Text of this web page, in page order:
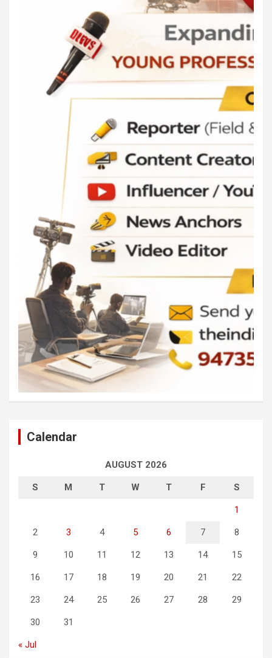
Calendar
AUGUST 2026
S M T W T F S
1
2 3 4 5 6 7 8
9 10 11 12 13 14 15
16 17 18 19 20 21 22
23 24 25 26 27 28 29
30 31
« Jul